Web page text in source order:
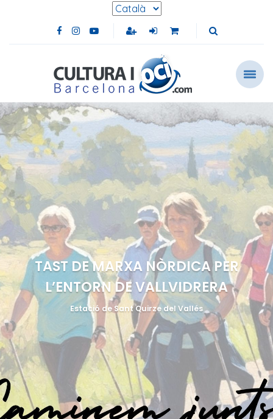
Selecciona l'idioma
Facebook de Cultura i Oci Barcelona (s'obre en
Instagram de Cultura i Oci Barcelona (s'obre
Youtube de Cultura i Oci Barcelona
TAST DE MARXA NÒRDICA PER
L’ENTORN DE VALLVIDRERA
Estació de Sant Quirze del Vallés